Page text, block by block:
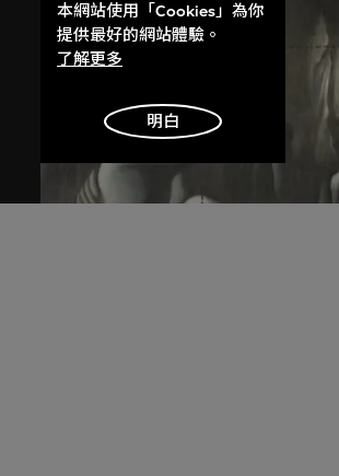
本網站使用「Cookies」為你
提供最好的網站體驗。
了解更多
明白